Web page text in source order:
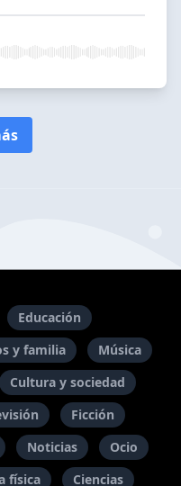
Educación
y familia
Música
Cultura y sociedad
Ficción
Noticias
Ocio
física
Ciencias